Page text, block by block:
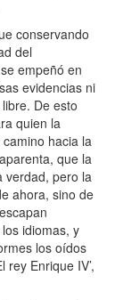
conservando
del
empeñó en
evidencias ni
De esto
quien la
hacia la
que la
verdad, pero la
ahora, sino de
idiomas, y
los oídos
rey Enrique IV’,